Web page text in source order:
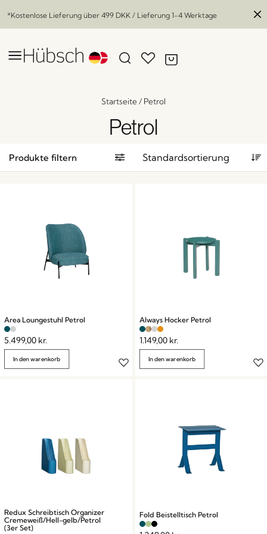
*Kostenlose Lieferung über 499 DKK / Lieferung 1-4 Werktage
Startseite/ Petrol
Petrol
Produkte filtern
Area Loungestuhl Petrol
5.499,00 kr.
In den warenkorb
Always Hocker Petrol
1.149,00 kr.
In den warenkorb
Redux Schreibtisch Organizer
Cremeweiß/Hell-gelb/Petrol
(3er Set)
Fold Beistelltisch Petrol